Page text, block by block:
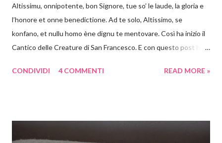
Altissimu, onnipotente, bon Signore, tue so’ le laude, la gloria e
l’honore et onne benedictione. Ad te solo, Altissimo, se
konfano, et nullu homo ène dignu te mentovare. Così ha inizio il
Cantico delle Creature di San Francesco. E con questo post ha
sì con i libri, con le poesie e in genere con tutto ciò che è arte si
CONDIVIDI 4 COMMENTI READ MORE »